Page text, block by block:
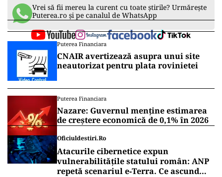
Vrei să fii mereu la curent cu toate știrile? Urmărește
Puterea.ro și pe canalul de WhatsApp
Puterea Financiara
CNAIR avertizează asupra unui site
neautorizat pentru plata rovinietei
Puterea Financiara
Nazare: Guvernul menține estimarea
de creștere economică de 0,1% în 2026
Oficiuldestiri.ro
Atacurile cibernetice expun
vulnerabilitățile statului român: ANP
repetă scenariul e‑Terra. Ce ascund